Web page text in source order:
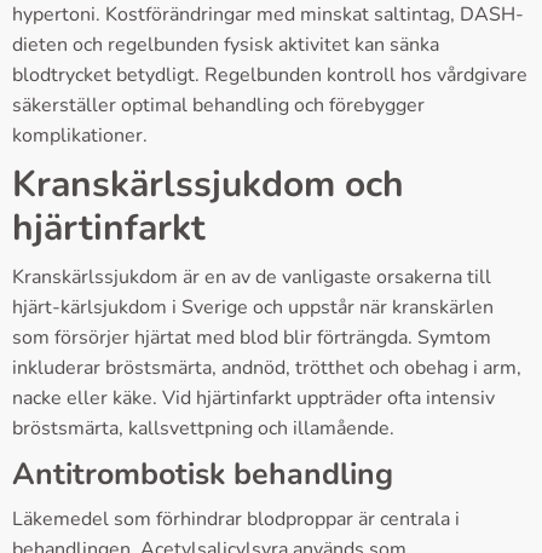
hypertoni. Kostförändringar med minskat saltintag, DASH-
dieten och regelbunden fysisk aktivitet kan sänka
blodtrycket betydligt. Regelbunden kontroll hos vårdgivare
säkerställer optimal behandling och förebygger
komplikationer.
Kranskärlssjukdom och
hjärtinfarkt
Kranskärlssjukdom är en av de vanligaste orsakerna till
hjärt-kärlsjukdom i Sverige och uppstår när kranskärlen
som försörjer hjärtat med blod blir förträngda. Symtom
inkluderar bröstsmärta, andnöd, trötthet och obehag i arm,
nacke eller käke. Vid hjärtinfarkt uppträder ofta intensiv
bröstsmärta, kallsvettpning och illamående.
Antitrombotisk behandling
Läkemedel som förhindrar blodproppar är centrala i